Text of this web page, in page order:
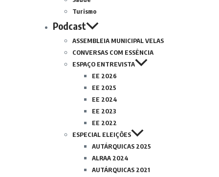
Turismo
Podcast
ASSEMBLEIA MUNICIPAL VELAS
CONVERSAS COM ESSÊNCIA
ESPAÇO ENTREVISTA
EE 2026
EE 2025
EE 2024
EE 2023
EE 2022
ESPECIAL ELEIÇÕES
AUTÁRQUICAS 2025
ALRAA 2024
AUTÁRQUICAS 2021